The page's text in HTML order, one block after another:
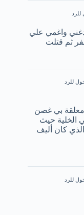
واغمي علي
ثم قتلت
للرد
بي غصن
الخلية حيث
كان أليف
للرد